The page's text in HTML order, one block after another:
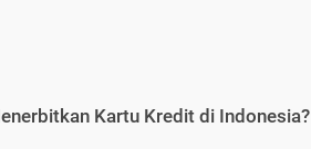
Kartu Kredit di Indonesia?